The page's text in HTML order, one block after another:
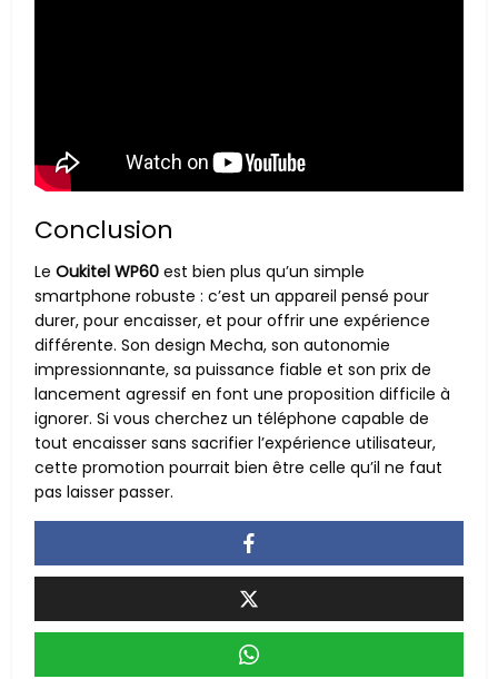
Conclusion
LeOukitel WP60 est bien plus qu’un simple
smartphone robuste : c’est un appareil pensé pour
durer, pour encaisser, et pour offrir une expérience
différente. Son design Mecha, son autonomie
impressionnante, sa puissance fiable et son prix de
lancement agressif en font une proposition difficile à
ignorer. Si vous cherchez un téléphone capable de
tout encaisser sans sacrifier l’expérience utilisateur,
cette promotion pourrait bien être celle qu’il ne faut
pas laisser passer.